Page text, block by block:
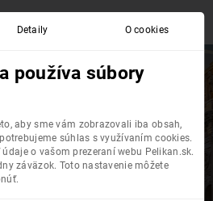
Detaily O cookies
používa súbory
aby sme vám zobrazovali iba obsah,
súhlas s využívaním cookies.
o vašom prezeraní webu Pelikan.sk.
záväzok. Toto nastavenie môžete